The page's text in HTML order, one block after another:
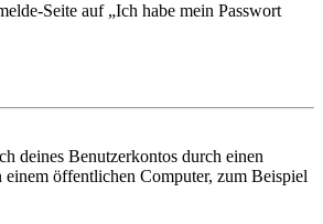
Seite auf „Ich habe mein Passwort
deines Benutzerkontos durch einen
öffentlichen Computer, zum Beispiel